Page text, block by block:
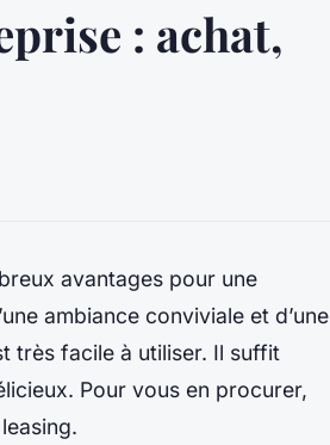
: achat,
avantages pour une
ambiance conviviale et d’une
très facile à utiliser. Il suffit
Pour vous en procurer,